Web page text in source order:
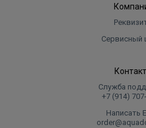
Сервисный
Служба
+7 (914)
Написать